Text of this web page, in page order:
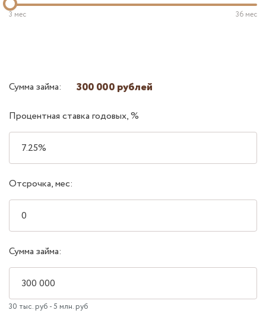
3 мес 36 мес
Сумма займа: 300 000 рублей
Процентная ставка годовых, %
Отсрочка, мес:
Сумма займа:
30 тыс. руб - 5 млн. руб